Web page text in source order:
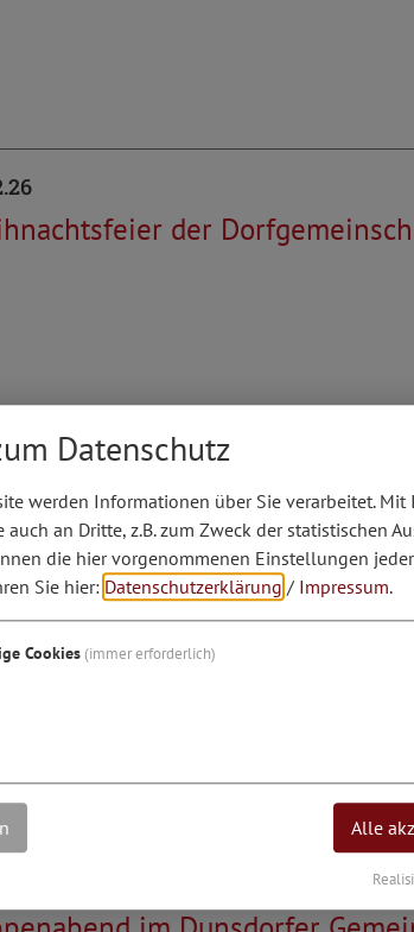
der
- und Soldaten
Datenschutz
werden Informationen über Sie verarbeitet. Mit
an Dritte, z.B. zum Zweck der statistischen
die hier vorgenommenen Einstellungen
Sie hier: Datenschutzerklärung / Impressum.
Cookies (immer erforderlich)
Alle